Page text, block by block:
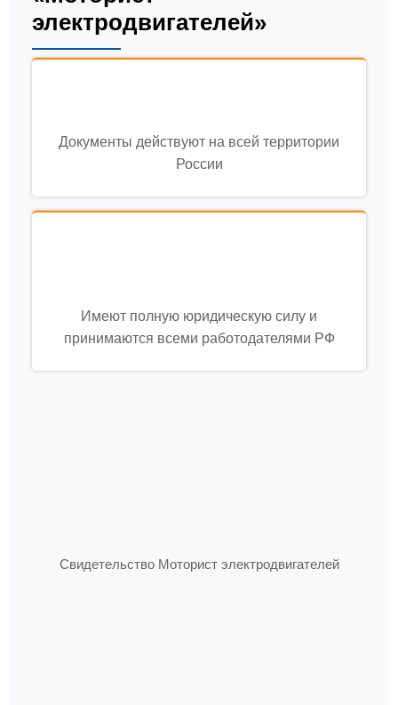
электродвигателей»
Документы действуют на всей территории
России
Имеют полную юридическую силу и
принимаются всеми работодателями РФ
Свидетельство Моторист электродвигателей